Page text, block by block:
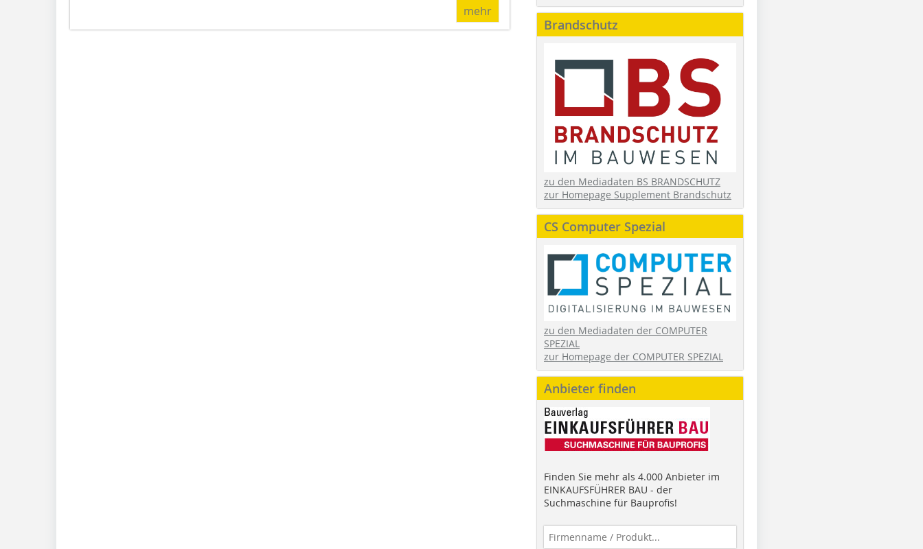
mehr
Brandschutz
zu den Mediadaten BS BRANDSCHUTZ
zur Homepage Supplement Brandschutz
CS Computer Spezial
zu den Mediadaten der COMPUTER
SPEZIAL
zur Homepage der COMPUTER SPEZIAL
Anbieter finden
Finden Sie mehr als 4.000 Anbieter im
EINKAUFSFÜHRER BAU - der
Suchmaschine für Bauprofis!